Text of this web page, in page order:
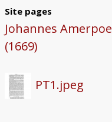
Site pages
Johannes
(1669)
PT1.jpeg